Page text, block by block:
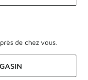
de chez vous.